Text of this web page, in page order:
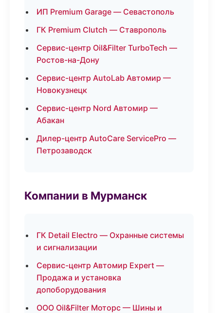
ИП Premium Garage — Севастополь
ГК Premium Clutch — Ставрополь
Сервис-центр Oil&Filter TurboTech —
Ростов-на-Дону
Сервис-центр AutoLab Автомир —
Новокузнецк
Сервис-центр Nord Автомир —
Абакан
Дилер-центр AutoCare ServicePro —
Петрозаводск
Компании в Мурманск
ГК Detail Electro — Охранные системы
и сигнализации
Сервис-центр Автомир Expert —
Продажа и установка
допоборудования
ООО Oil&Filter Моторс — Шины и